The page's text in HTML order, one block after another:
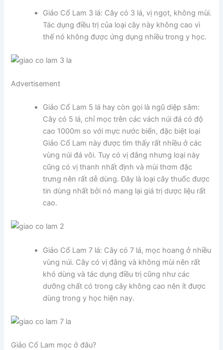
Giảo Cổ Lam 3 lá: Cây có 3 lá, vị ngọt, không mùi.
Tác dụng điều trị của loại cây này không cao vì
thế nó không được ứng dụng nhiều trong y học.
Advertisement
Giảo Cổ Lam 5 lá hay còn gọi là ngũ diệp sâm:
Cây có 5 lá, chỉ mọc trên các vách núi đá có độ
cao 1000m so với mực nước biển, đặc biệt loại
Giảo Cổ Lam này được tìm thấy rất nhiều ở các
vùng núi đá vôi. Tuy có vị đắng nhưng loại này
cũng có vị thanh nhất định và mùi thơm đặc
trưng nên rất dễ dùng. Đây là loại cây thuốc được
tin dùng nhất bởi nó mang lại giá trị dược liệu rất
cao.
Giảo Cổ Lam 7 lá: Cây có 7 lá, mọc hoang ở nhiều
vùng núi. Cây có vị đắng và không mùi nên rất
khó dùng và tác dụng điều trị cũng như các
dưỡng chất có trong cây không cao nên ít được
dùng trong y học hiện nay.
Giảo Cổ Lam mọc ở đâu?